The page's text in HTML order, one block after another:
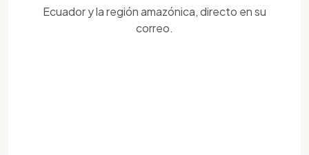
Ecuador y la región amazónica, directo en su
correo.